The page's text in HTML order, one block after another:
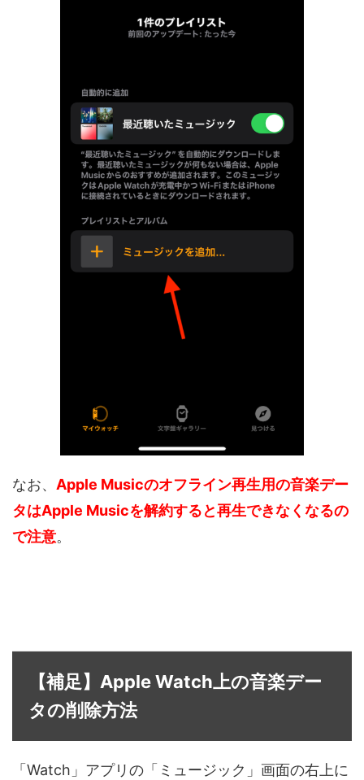
なお、 Apple Musicのオフライン再生用の音楽デー
タはApple Musicを解約すると再生できなくなるの
で注意。
【補足】Apple Watch上の音楽デー
タの削除方法
「Watch」アプリの「ミュージック」画面の右上に